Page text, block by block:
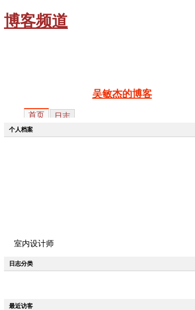
博客频道
吴敏杰的博客
首页 日志
个人档案
室内设计师
日志分类
最近访客